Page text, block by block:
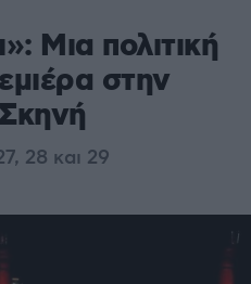
Μια πολιτική
στην
28 και 29